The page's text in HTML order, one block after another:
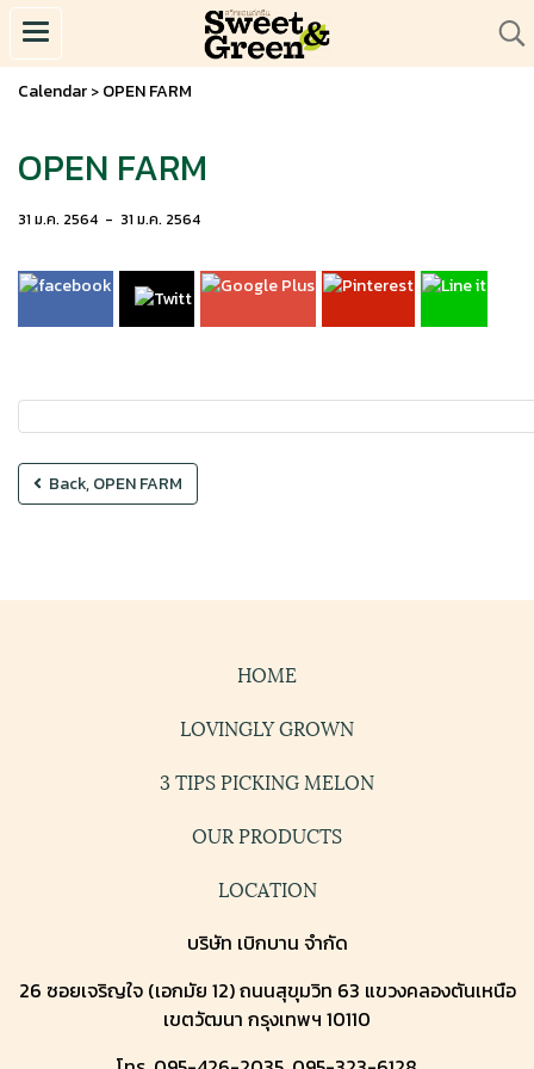
Calendar > OPEN FARM
OPEN FARM
31 ม.ค. 2564 - 31 ม.ค. 2564
Back, OPEN FARM
HOME
LOVINGLY GROWN
3 TIPS PICKING MELON
OUR PRODUCTS
LOCATION
บริษัท เบิกบาน จำกัด
26 ซอยเจริญใจ (เอกมัย 12) ถนนสุขุมวิท 63 แขวงคลองตันเหนือ
เขตวัฒนา กรุงเทพฯ 10110